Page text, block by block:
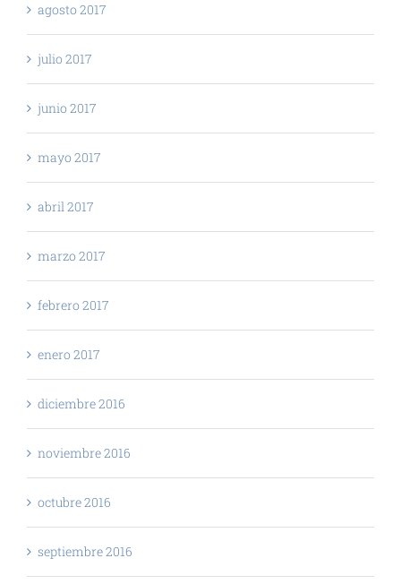
agosto 2017
julio 2017
junio 2017
mayo 2017
abril 2017
marzo 2017
febrero 2017
enero 2017
diciembre 2016
noviembre 2016
octubre 2016
septiembre 2016